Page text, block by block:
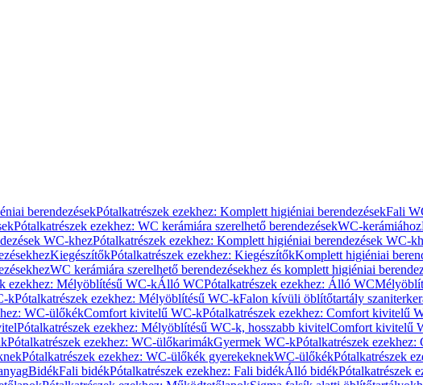
berendezésekPótalkatrészek ezekhez: Komplett higiéniai berendezésekFali
Pótalkatrészek ezekhez: WC kerámiára szerelhető berendezésekWC-kerámiához
WC-khezPótalkatrészek ezekhez: Komplett higiéniai berendezések WC-
KiegészítőkPótalkatrészek ezekhez: KiegészítőkKomplett higiéniai
WC kerámiára szerelhető berendezésekhez és komplett higiéniai
ezekhez: Mélyöblítésű WC-kÁlló WCPótalkatrészek ezekhez: Álló WC
kPótalkatrészek ezekhez: Mélyöblítésű WC-kFalon kívüli öblítőtartály
WC-ülőkékComfort kivitelű WC-kPótalkatrészek ezekhez: Comfort kivitelű
Pótalkatrészek ezekhez: Mélyöblítésű WC-k, hosszabb kivitelComfort kivitelű
Pótalkatrészek ezekhez: WC-ülőkarimákGyermek WC-kPótalkatrészek
Pótalkatrészek ezekhez: WC-ülőkék gyerekeknekWC-ülőkékPótalkatrészek
BidékFali bidékPótalkatrészek ezekhez: Fali bidékÁlló bidékPótalkatrészek